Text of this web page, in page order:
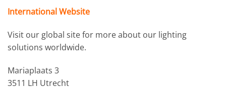
International Website
Visit our global site for more about our lighting
solutions worldwide.
Mariaplaats 3
3511 LH Utrecht